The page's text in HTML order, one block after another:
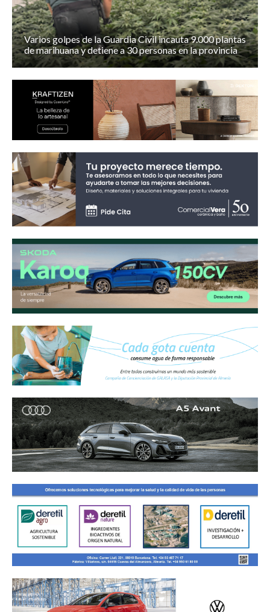
Varios golpes de la Guardia Civil incauta 9.000 plantas
de marihuana y detiene a 30 personas en la provincia